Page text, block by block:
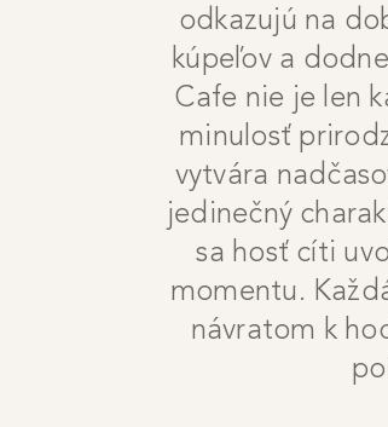
odkazujú na
kúpeľov a
Cafe nie je len
minulosť
vytvára
jedinečný
sa hosť cíti
momentu.
návratom k